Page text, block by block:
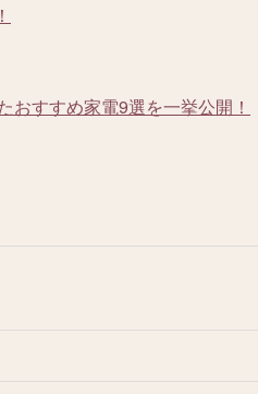
おすすめ家電9選を一挙公開！